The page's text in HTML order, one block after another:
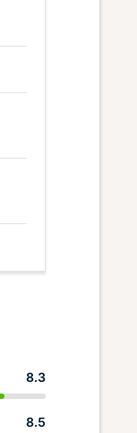
8.3
8.5